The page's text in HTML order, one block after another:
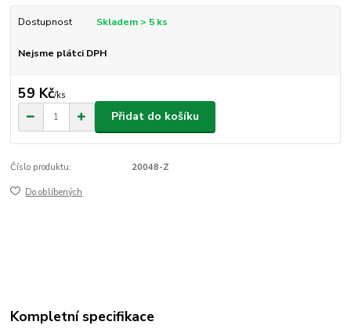
Dostupnost Skladem > 5 ks
Nejsme plátci DPH
59 Kč/ks
Přidat do košíku
Číslo produktu: 20048-Z
Do oblíbených
Kompletní specifikace